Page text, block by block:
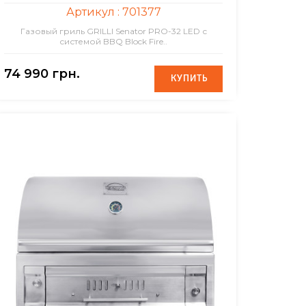
Артикул : 701377
Газовый гриль GRILLI Senator PRO-32 LED с
системой BBQ Block Fire..
74 990 грн. КУПИТЬ
КУПИТЬ